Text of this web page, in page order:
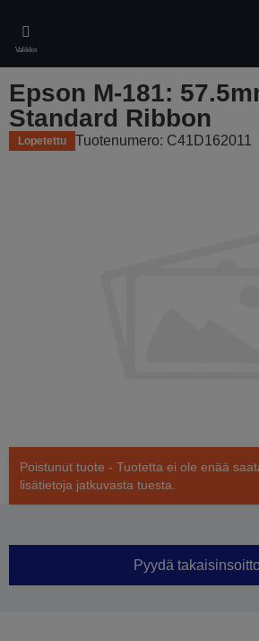
main
content
Valikko
Epson M-181:
Standard Ribbon
Lopetettu Tuotenumero: C41D162011
Poistunut tuote - Tuotetta ei ole enää
lisätietoja jatkuvasta tuesta.
Pyydä